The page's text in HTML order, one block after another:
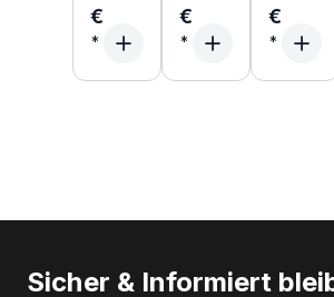
€ € €
Sicher & Informiert